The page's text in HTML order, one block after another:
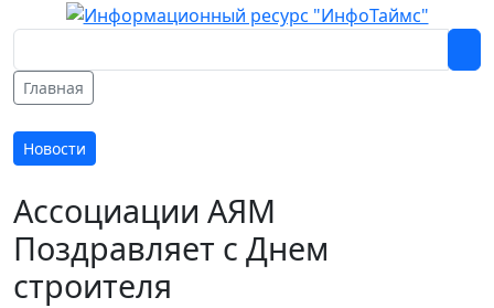
Главная
Новости
Ассоциации АЯМ
Поздравляет с Днем
строителя